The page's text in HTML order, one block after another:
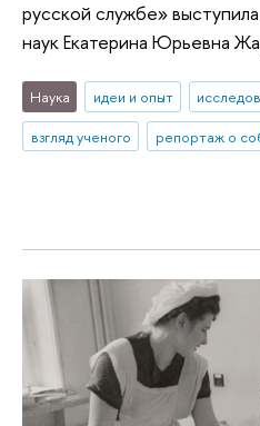
русской службе»
наук Екатерина Юрьевна
Наука идеи и опыт
взгляд ученого
репортаж о